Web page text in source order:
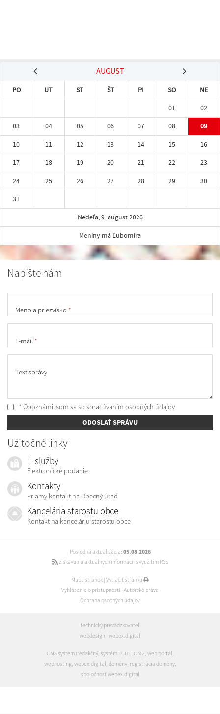
AUGUST
PO UT ST ŠT PI SO
NE
01
02
03
04 05 06 07 08
09
10
11 12 13 14 15
16
17
18 19 20 21 22
23
24
25 26 27 28 29
30
31
Nedeľa, 9. august 2026
Meniny má Ľubomíra
Napíšte nám
Meno a priezvisko *
E-mail *
Text správy
* Oboznámil som sa so spracúvaním osobných údajov
ODOSLAŤ SPRÁVU
Užitočné linky
E-služby
Elektronické podanie
Kontakty
Priamy kontakt na Obecný úrad
Kancelária starostu obce
Kontakt na kanceláriu starostu obce
Posledná aktualizácia: 05.08.2026
získavania aktuálnych informácií s využitím RSS
Mapa stránok Vytlačiť stránku
Vyhlásenie o prístupnosti Autorské práva
Ochrana osobných údajov
technický prevádzkovateľ
webdesign webex.digital
CMS systém (redakčný) systém ECHELON 2, web portál ,
webhosting, webex.digital , domény, registrácia domény,
spoločnosť webex.digital